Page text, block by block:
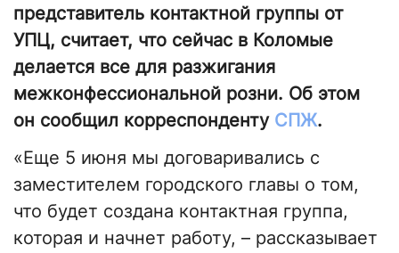
представитель контактной группы от
УПЦ, считает, что сейчас в Коломые
делается все для разжигания
межконфессиональной розни. Об этом
он сообщил корреспонденту СПЖ.
«Еще 5 июня мы договаривались с
заместителем городского главы о том,
что будет создана контактная группа,
которая и начнет работу, – рассказывает